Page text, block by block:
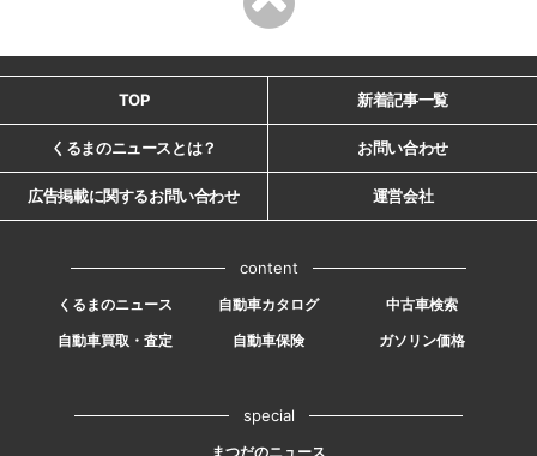
TOP 新着記事一覧
くるまのニュースとは？ お問い合わせ
広告掲載に関するお問い合わせ 運営会社
content
くるまのニュース 自動車カタログ
中古車検索
自動車買取・査定
自動車保険 ガソリン価格
special
まつだのニュース